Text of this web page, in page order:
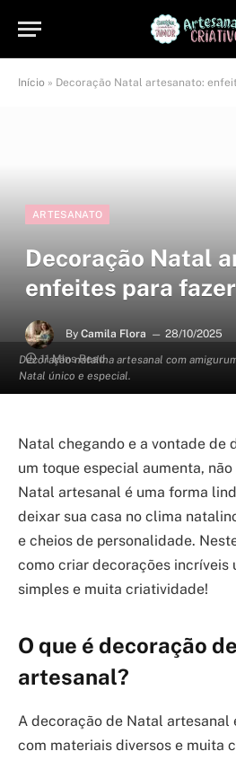
Início » Decoração Natal artesanato:
Decoração natalina artesanal com
Natal único e especial.
ARTESANATO
Decoração Natal
enfeites para fazer
By Camila Flora 28/10/2025
11 Mins Read
Natal chegando e a vontade de
um toque especial aumenta,
Natal artesanal é uma forma
deixar sua casa no clima
e cheios de personalidade.
como criar decorações incríveis
simples e muita criatividade!
O que é decoração
artesanal?
A decoração de Natal artesanal
com materiais diversos e muita